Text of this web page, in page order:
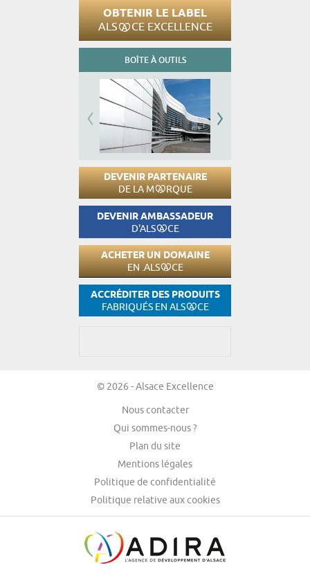
OBTENIR LE LABEL
ALS CE EXCELLENCE
BOÎTE À OUTILS
DEVENIR PARTENAIRE
DE LA M RQUE
DEVENIR AMBASSADEUR
D'ALS CE
ACHETER UN DOMAINE
EN .ALS CE
ACCRÉDITER DES PRODUITS
FABRIQUÉS EN ALS CE
© 2026 - Alsace Excellence
Nous contacter
Qui sommes-nous ?
Plan du site
Mentions légales
Politique de confidentialité
Politique relative aux cookies